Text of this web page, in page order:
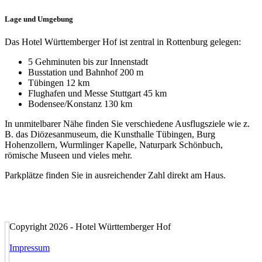
Lage und Umgebung
Das Hotel Württemberger Hof ist zentral in Rottenburg gelegen:
5 Gehminuten bis zur Innenstadt
Busstation und Bahnhof 200 m
Tübingen 12 km
Flughafen und Messe Stuttgart 45 km
Bodensee/Konstanz 130 km
In unmitelbarer Nähe finden Sie verschiedene Ausflugsziele wie z.
B. das Diözesanmuseum, die Kunsthalle Tübingen, Burg
Hohenzollern, Wurmlinger Kapelle, Naturpark Schönbuch,
römische Museen und vieles mehr.
Parkplätze finden Sie in ausreichender Zahl direkt am Haus.
Copyright 2026 - Hotel Württemberger Hof
Impressum